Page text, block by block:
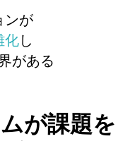
ンが
化し
がある
が課題を